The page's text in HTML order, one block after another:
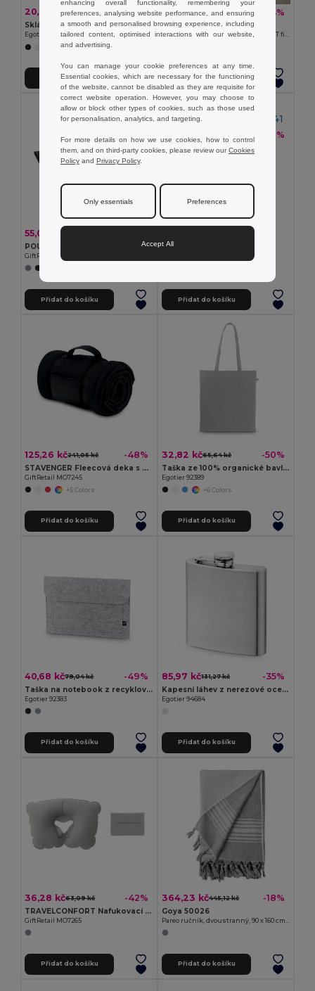
20,34 kč37,44 kč -46%
Skládací taška 190T
Egotier 92906
+6 Colors
Přidat do košíku
76,27 kč115,32 kč -34%
Goya 53525
Taška s dlouhým uchem z 100% RPET filcu COLONEL
Přidat do košíku
55,00 kč
POUCHLO Plstěný obal na notebook
GiftRetail MO9818
Přidat do košíku
-42%
MADAME Elegantní držák
Přidat do košíku
125,26 kč241,05 kč -48%
STAVENGER Fleecová deka s popruhy
GiftRetail MO7245
+5 Colors
Přidat do košíku
32,82 kč65,64 kč -50%
Taška ze 100% organické bavlny (140 g/m²)
Egotier 92389
+6 Colors
Přidat do košíku
40,68 kč79,04 kč -49%
Taška na notebook z recyklované plsti (100% rPET)
Egotier 92383
Přidat do košíku
85,97 kč131,27 kč -35%
Kapesní láhev z nerezové oceli 180 ml
Egotier 94684
Přidat do košíku
36,28 kč63,09 kč -42%
TRAVELCONFORT Nafukovací cestovní polštářek
GiftRetail MO7265
Přidat do košíku
364,23 kč445,12 kč -18%
Goya 50026
Přidat do košíku
enhancing overall functionality, remembering your
preferences, analysing website performance, and ensuring
a smooth and personalised browsing experience, including
tailored content, optimised interactions with our website,
and advertising.
You can manage your cookie preferences at any time.
Essential cookies, which are necessary for the functioning
of the website, cannot be disabled as they are requisite for
correct website operation. However, you may choose to
allow or block other types of cookies, such as those used
for personalisation, analytics, and targeting.
For more details on how we use cookies, how to control
them, and on third-party cookies, please review ourCookies
Policy and Privacy Policy.
Only essentials Preferences
Accept All